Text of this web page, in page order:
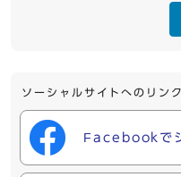
ソーシャルサイトへのリン
Facebookで